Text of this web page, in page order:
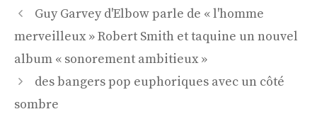
Navigation
des
articles
Guy Garvey d'Elbow parle de « l'homme
merveilleux » Robert Smith et taquine un nouvel
album « sonorement ambitieux »
des bangers pop euphoriques avec un côté
sombre